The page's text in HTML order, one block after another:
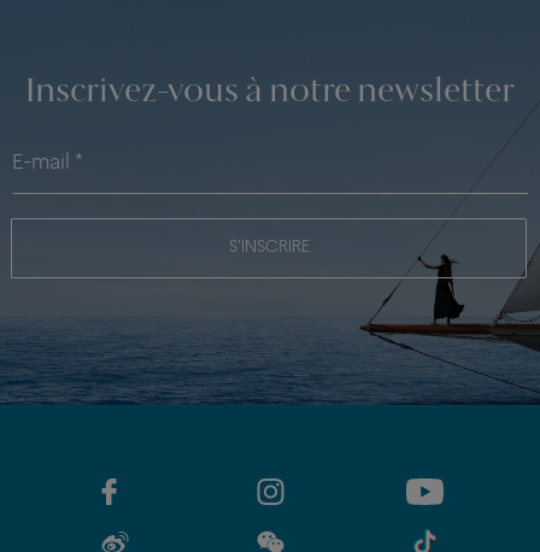
Inscrivez-vous à notre newsletter
S'INSCRIRE